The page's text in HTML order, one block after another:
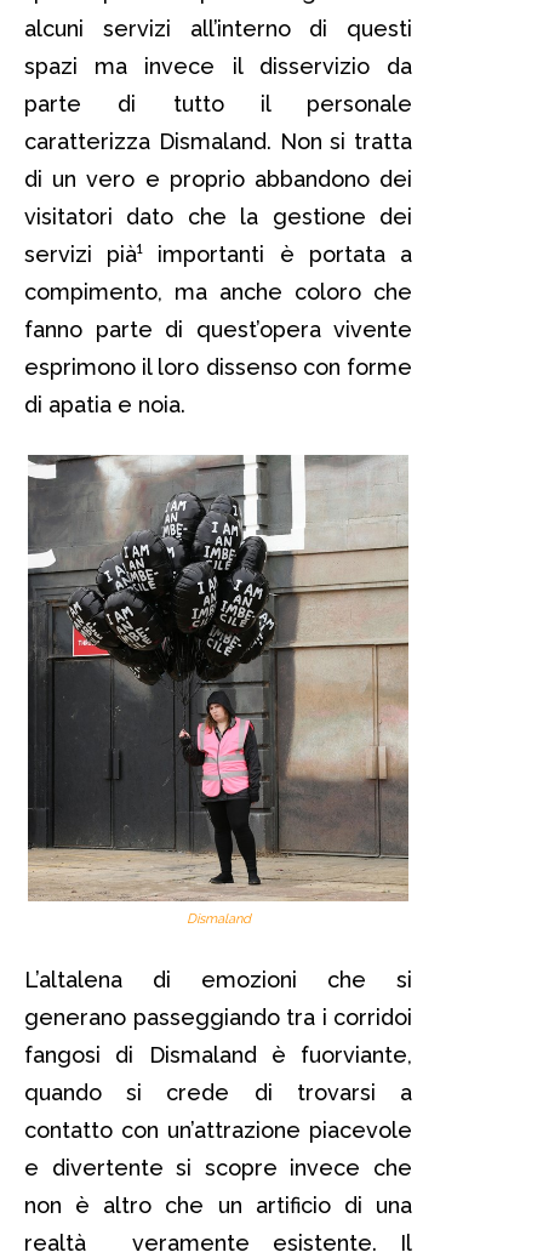
alcuni servizi all’interno di questi
spazi ma invece il disservizio da
parte di tutto il personale
caratterizza Dismaland. Non si tratta
di un vero e proprio abbandono dei
visitatori dato che la gestione dei
servizi pià¹ importanti è portata a
compimento, ma anche coloro che
fanno parte di quest’opera vivente
esprimono il loro dissenso con forme
di apatia e noia.
Dismaland
L’altalena di emozioni che si
generano passeggiando tra i corridoi
fangosi di Dismaland è fuorviante,
quando si crede di trovarsi a
contatto con un’attrazione piacevole
e divertente si scopre invece che
non è altro che un artificio di una
realtà veramente esistente. Il